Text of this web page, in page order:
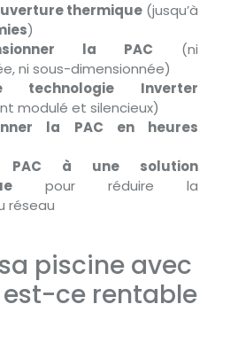
thermique (jusqu’à
)
la PAC (ni
ni sous-dimensionnée)
technologie Inverter
modulé et silencieux)
la PAC en heures
PAC à une solution
pour réduire la
réseau
piscine avec
est-ce rentable